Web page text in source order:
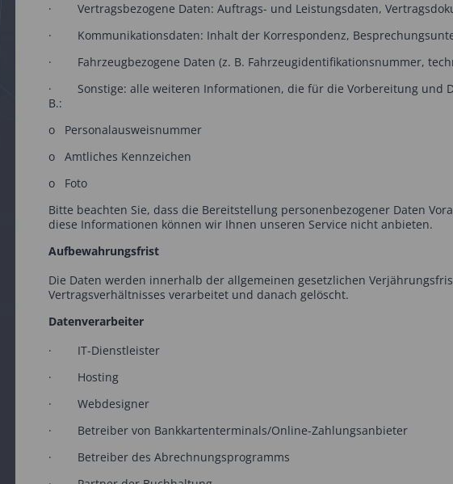
· Vertragsbezogene Daten: Auftrags- und Leistungsdaten,
· Kommunikationsdaten: Inhalt der Korrespondenz,
· Fahrzeugbezogene Daten (z. B. Fahrzeugidentifikationsnummer,
· Sonstige: alle weiteren Informationen, die für die Vorbereitung und
B.:
o Personalausweisnummer
o Amtliches Kennzeichen
o Foto
Bitte beachten Sie, dass die Bereitstellung personenbezogener Daten
diese Informationen können wir Ihnen unseren Service nicht anbieten.
Aufbewahrungsfrist
Die Daten werden innerhalb der allgemeinen gesetzlichen
Vertragsverhältnisses verarbeitet und danach gelöscht.
Datenverarbeiter
· IT-Dienstleister
· Hosting
· Webdesigner
· Betreiber von Bankkartenterminals/Online-Zahlungsanbieter
· Betreiber des Abrechnungsprogramms